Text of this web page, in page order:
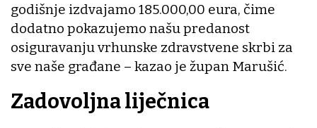
godišnje izdvajamo 185.000,00 eura, čime
dodatno pokazujemo našu predanost
osiguravanju vrhunske zdravstvene skrbi za
sve naše građane – kazao je župan Marušić.
Zadovoljna liječnica